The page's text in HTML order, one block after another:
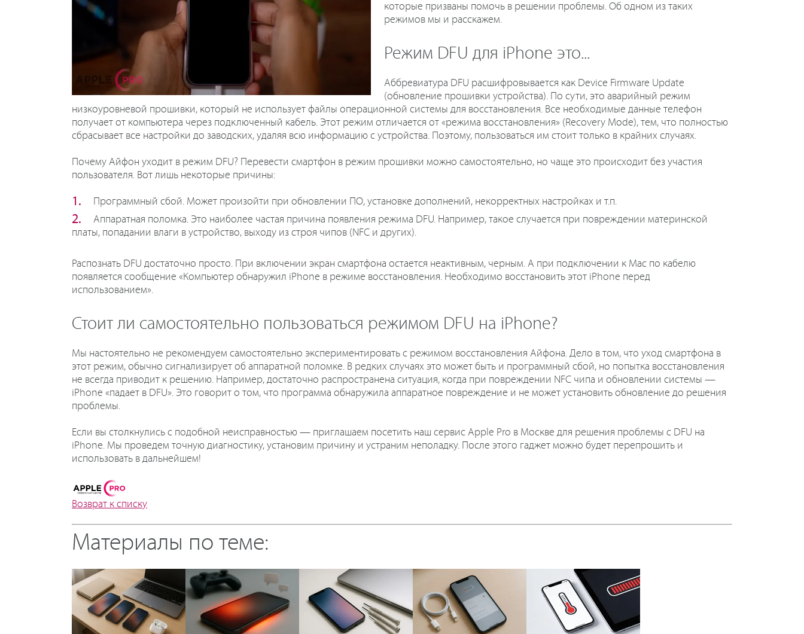
которые призваны помочь в решении проблемы. Об одном из таких
режимов мы и расскажем.
Режим DFU для iPhone это...
Аббревиатура DFU расшифровывается как Device Firmware Update
(обновление прошивки устройства). По сути, это аварийный режим
низкоуровневой прошивки, который не использует файлы операционной системы для восстановления. Все необходимые данные телефон
получает от компьютера через подключенный кабель. Этот режим отличается от «режима восстановления» (Recovery Mode), тем, что полностью
сбрасывает все настройки до заводских, удаляя всю информацию с устройства. Поэтому, пользоваться им стоит только в крайних случаях.
Почему Айфон уходит в режим DFU? Перевести смартфон в режим прошивки можно самостоятельно, но чаще это происходит без участия
пользователя. Вот лишь некоторые причины:
Программный сбой. Может произойти при обновлении ПО, установке дополнений, некорректных настройках и т.п.
Аппаратная поломка. Это наиболее частая причина появления режима DFU. Например, такое случается при повреждении материнской
платы, попадании влаги в устройство, выходу из строя чипов (NFC и других).
Распознать DFU достаточно просто. При включении экран смартфона остается неактивным, черным. А при подключении к Mac по кабелю
появляется сообщение «Компьютер обнаружил iPhone в режиме восстановления. Необходимо восстановить этот iPhone перед
использованием».
Стоит ли самостоятельно пользоваться режимом DFU на iPhone?
Мы настоятельно не рекомендуем самостоятельно экспериментировать с режимом восстановления Айфона. Дело в том, что уход смартфона в
этот режим, обычно сигнализирует об аппаратной поломке. В редких случаях это может быть и программный сбой, но попытка восстановления
не всегда приводит к решению. Например, достаточно распространена ситуация, когда при повреждении NFC чипа и обновлении системы —
iPhone «падает в DFU». Это говорит о том, что программа обнаружила аппаратное повреждение и не может установить обновление до решения
проблемы.
Если вы столкнулись с подобной неисправностью — приглашаем посетить наш сервис Apple Pro в Москве для решения проблемы с DFU на
iPhone. Мы проведем точную диагностику, установим причину и устраним неполадку. После этого гаджет можно будет перепрошить и
использовать в дальнейшем!
Возврат к списку
Материалы по теме: